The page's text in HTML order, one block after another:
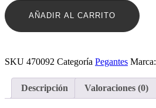
X21
GRA
GP-
AÑADIR AL CARRITO
SKU 470092 Categoría Pegantes Marca:
Descripción Valoraciones (0)